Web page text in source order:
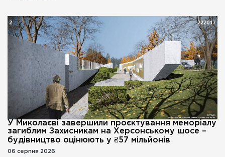
У Миколаєві завершили проєктування меморіалу
загиблим Захисникам на Херсонському шосе –
будівництво оцінюють у ₴57 мільйонів
06 серпня 2026